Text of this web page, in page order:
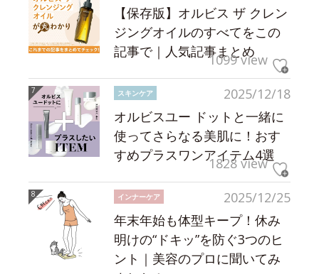
【保存版】オルビス ザ クレン
ジングオイルのすべてをこの
記事で｜人気記事まとめ
1099 view
2025/12/18
スキンケア
オルビスユー ドットと一緒に
使ってさらなる美肌に！おす
すめプラスワンアイテム4選
1828 view
2025/12/25
インナーケア
年末年始も体型キープ！休み
明けの“ドキッ”を防ぐ3つのヒ
ント｜美容のプロに聞いてみ